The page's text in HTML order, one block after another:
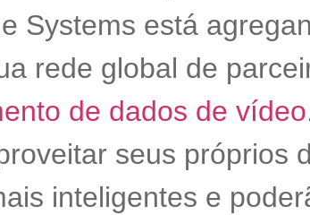
Systems está
rede global de
de dados de vídeo
seus próprios
inteligentes e